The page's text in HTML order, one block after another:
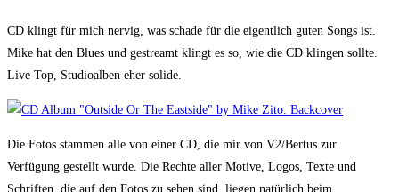
CD klingt für mich nervig, was schade für die eigentlich guten Songs ist.
Mike hat den Blues und gestreamt klingt es so, wie die CD klingen sollte.
Live Top, Studioalben eher solide.
Die Fotos stammen alle von einer CD, die mir von V2/Bertus zur
Verfügung gestellt wurde. Die Rechte aller Motive, Logos, Texte und
Schriften, die auf den Fotos zu sehen sind, liegen natürlich beim